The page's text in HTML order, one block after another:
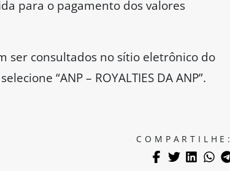
para o pagamento dos valores
ser consultados no sítio eletrônico do
“ANP – ROYALTIES DA ANP”.
COMPARTILHE: